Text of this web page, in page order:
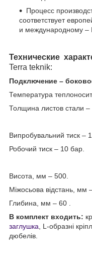
Процесс
соответствует
и международному –
Технические
Terra teknik:
Подключение –
Температура
Толщина листов стали –
Випробувальний тиск –
Робочий тиск – 10 бар.
Висота, мм – 500.
Міжосьова відстань, мм
Глибина, мм – 60 .
В комплект входить:
заглушка , L-образні
дюбелів.